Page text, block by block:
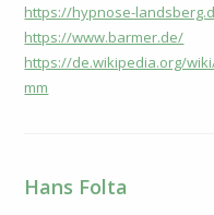
https://hypnose-
https://www.barmer.de/
https://de.wikipedia.org/
mm
Hans Folta